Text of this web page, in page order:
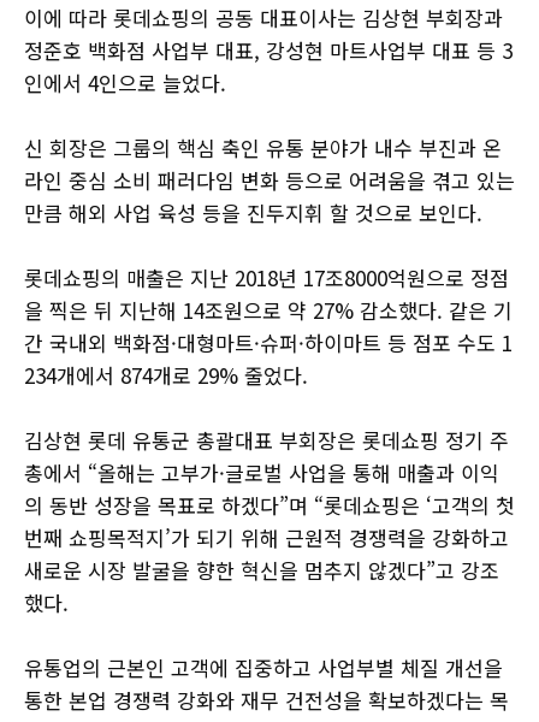
이에 따라 롯데쇼핑의 공동 대표이사는 김상현 부회장과
정준호 백화점 사업부 대표, 강성현 마트사업부 대표 등 3
인에서 4인으로 늘었다.
신 회장은 그룹의 핵심 축인 유통 분야가 내수 부진과 온
라인 중심 소비 패러다임 변화 등으로 어려움을 겪고 있는
만큼 해외 사업 육성 등을 진두지휘 할 것으로 보인다.
롯데쇼핑의 매출은 지난 2018년 17조8000억원으로 정점
을 찍은 뒤 지난해 14조원으로 약 27% 감소했다. 같은 기
간 국내외 백화점·대형마트·슈퍼·하이마트 등 점포 수도 1
234개에서 874개로 29% 줄었다.
김상현 롯데 유통군 총괄대표 부회장은 롯데쇼핑 정기 주
총에서 “올해는 고부가·글로벌 사업을 통해 매출과 이익
의 동반 성장을 목표로 하겠다”며 “롯데쇼핑은 ‘고객의 첫
번째 쇼핑목적지’가 되기 위해 근원적 경쟁력을 강화하고
새로운 시장 발굴을 향한 혁신을 멈추지 않겠다”고 강조
했다.
유통업의 근본인 고객에 집중하고 사업부별 체질 개선을
통한 본업 경쟁력 강화와 재무 건전성을 확보하겠다는 목